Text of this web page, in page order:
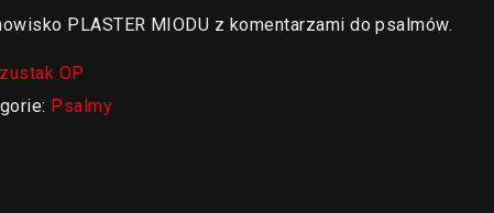
PLASTER MIODU z komentarzami do psalmów.
OP
Psalmy